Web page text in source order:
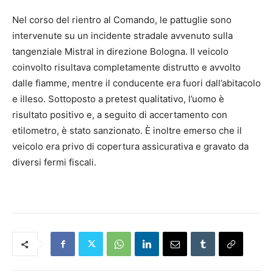
Nel corso del rientro al Comando, le pattuglie sono
intervenute su un incidente stradale avvenuto sulla
tangenziale Mistral in direzione Bologna. Il veicolo
coinvolto risultava completamente distrutto e avvolto
dalle fiamme, mentre il conducente era fuori dall’abitacolo
e illeso. Sottoposto a pretest qualitativo, l’uomo è
risultato positivo e, a seguito di accertamento con
etilometro, è stato sanzionato. È inoltre emerso che il
veicolo era privo di copertura assicurativa e gravato da
diversi fermi fiscali.